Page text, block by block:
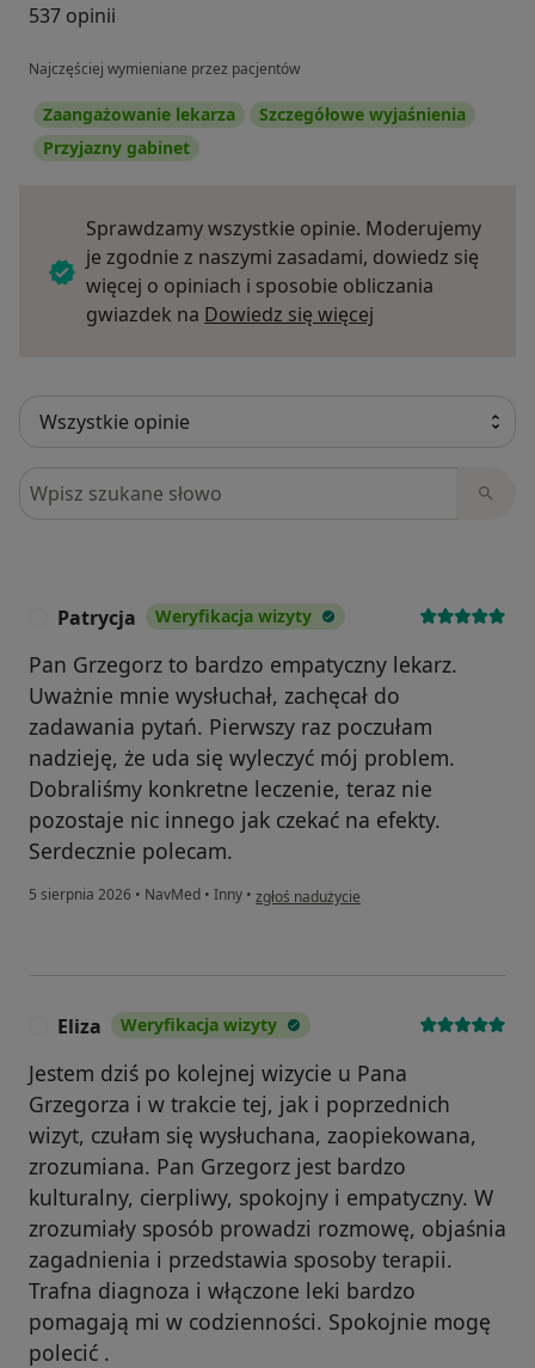
537 opinii
Najczęściej wymieniane przez pacjentów
Zaangażowanie lekarza
Szczegółowe wyjaśnienia
Przyjazny gabinet
Sprawdzamy wszystkie opinie. Moderujemy
je zgodnie z naszymi zasadami, dowiedz się
więcej o opiniach i sposobie obliczania
gwiazdek na Dowiedz się więcej
Szukaj w opiniach
Patrycja Weryfikacja wizyty
Pan Grzegorz to bardzo empatyczny lekarz.
Uważnie mnie wysłuchał, zachęcał do
zadawania pytań. Pierwszy raz poczułam
nadzieję, że uda się wyleczyć mój problem.
Dobraliśmy konkretne leczenie, teraz nie
pozostaje nic innego jak czekać na efekty.
Serdecznie polecam.
5 sierpnia 2026 • NavMed • Inny • w opinii użytkownika Patrycja
zgłoś nadużycie
Eliza Weryfikacja wizyty
Jestem dziś po kolejnej wizycie u Pana
Grzegorza i w trakcie tej, jak i poprzednich
wizyt, czułam się wysłuchana, zaopiekowana,
zrozumiana. Pan Grzegorz jest bardzo
kulturalny, cierpliwy, spokojny i empatyczny. W
zrozumiały sposób prowadzi rozmowę, objaśnia
zagadnienia i przedstawia sposoby terapii.
Trafna diagnoza i włączone leki bardzo
pomagają mi w codzienności. Spokojnie mogę
polecić .